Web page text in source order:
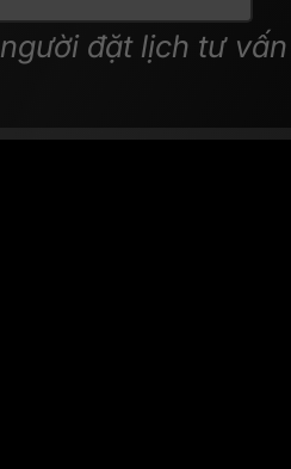
người đặt lịch tư